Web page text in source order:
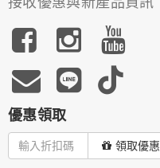
優惠領取
領取優惠